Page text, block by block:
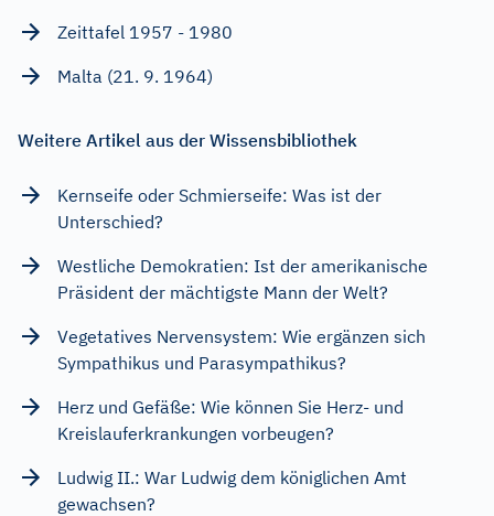
Zeittafel 1957 - 1980
Malta (21. 9. 1964)
Weitere Artikel aus der Wissensbibliothek
Kernseife oder Schmierseife: Was ist der
Unterschied?
Westliche Demokratien: Ist der amerikanische
Präsident der mächtigste Mann der Welt?
Vegetatives Nervensystem: Wie ergänzen sich
Sympathikus und Parasympathikus?
Herz und Gefäße: Wie können Sie Herz- und
Kreislauferkrankungen vorbeugen?
Ludwig II.: War Ludwig dem königlichen Amt
gewachsen?